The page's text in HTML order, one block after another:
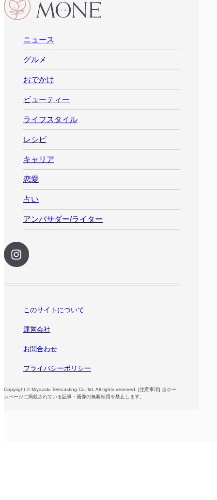
ニュース
グルメ
おでかけ
ビューティー
ライフスタイル
レシピ
キャリア
恋愛
占い
アンバサダー/ライター
このサイトについて
運営会社
お問合わせ
プライバシーポリシー
Copyright © Miyazaki Telecasting Co.,ltd. All rights reserved. [注意事項] 当ホー
ムページに掲載されている記事・画像の無断転用を禁止します。